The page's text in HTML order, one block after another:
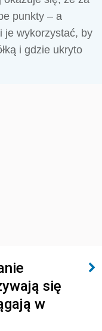
punkty – a
je wykorzystać, by
i gdzie ukryto
się
w